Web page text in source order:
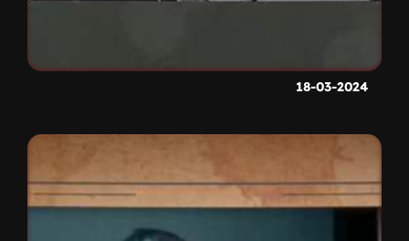
18-03-2024